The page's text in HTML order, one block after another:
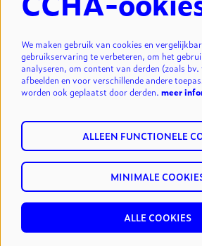
INSCHRIJVEN
© cultuurcentrum Hasselt vzw.
cookies
We maken gebruik van cookies en
gebruikservaring te verbeteren, om het
analyseren, om content van derden (zoals bv.
afbeelden en voor verschillende andere
worden ook geplaatst door derden. meer
ALLEEN FUNCTIONELE
MINIMALE
ALLE COOKIES